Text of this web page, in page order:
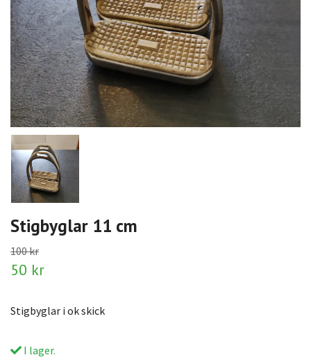
Stigbyglar 11 cm
100 kr
50 kr
Stigbyglar i ok skick
I lager.